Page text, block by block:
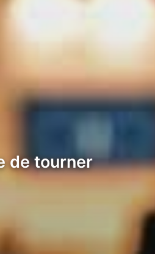
de tourner